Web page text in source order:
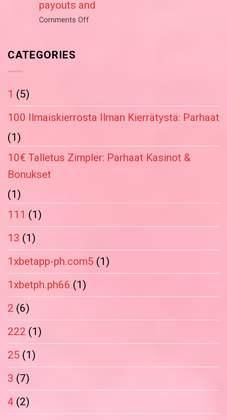
at
Rocket
for
players
payouts and
Comments Offon
Canada:
to
quick
CATEGORIES
1 (5)
100 Ilmaiskierrosta Ilman Kierrätystä: Parhaat
(1)
10€ Talletus Zimpler: Parhaat Kasinot &
Bonukset
(1)
111 (1)
13 (1)
1xbetapp-ph.com5 (1)
1xbetph.ph66 (1)
2 (6)
222 (1)
25 (1)
3 (7)
4 (2)